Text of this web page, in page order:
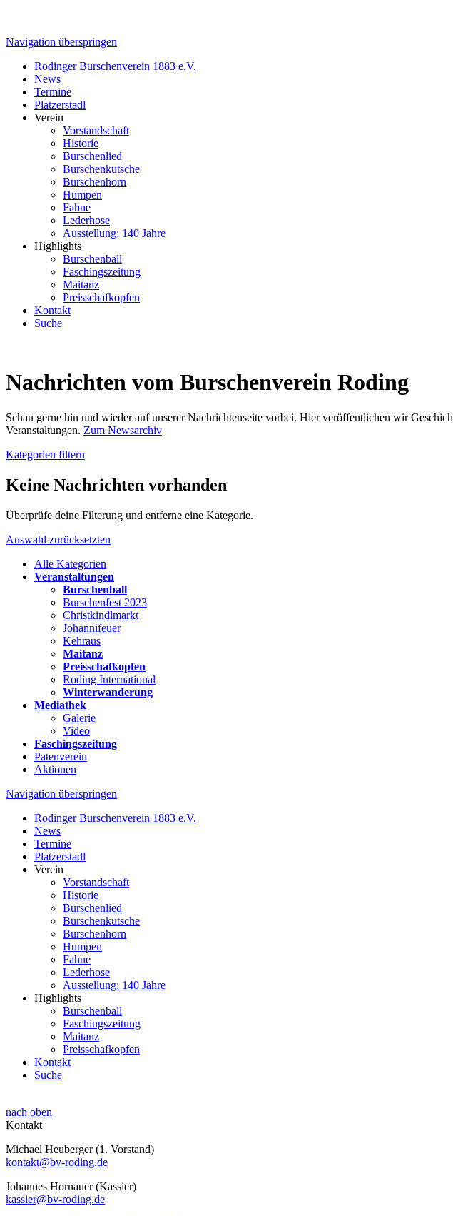
Navigation überspringen
Rodinger Burschenverein 1883 e.V.
News
Termine
Platzerstadl
Verein
Vorstandschaft
Historie
Burschenlied
Burschenkutsche
Burschenhorn
Humpen
Fahne
Lederhose
Ausstellung: 140 Jahre
Highlights
Burschenball
Faschingszeitung
Maitanz
Preisschafkopfen
Kontakt
Suche
Nachrichten vom Burschenverein Roding
Schau gerne hin und wieder auf unserer Nachrichtenseite vorbei. Hier veröffentlichen wir
Veranstaltungen. Zum Newsarchiv
Kategorien filtern
Keine Nachrichten vorhanden
Überprüfe deine Filterung und entferne eine Kategorie.
Auswahl zurücksetzten
Alle Kategorien
Veranstaltungen
Burschenball
Burschenfest 2023
Christkindlmarkt
Johannifeuer
Kehraus
Maitanz
Preisschafkopfen
Roding International
Winterwanderung
Mediathek
Galerie
Video
Faschingszeitung
Patenverein
Aktionen
Navigation überspringen
Rodinger Burschenverein 1883 e.V.
News
Termine
Platzerstadl
Verein
Vorstandschaft
Historie
Burschenlied
Burschenkutsche
Burschenhorn
Humpen
Fahne
Lederhose
Ausstellung: 140 Jahre
Highlights
Burschenball
Faschingszeitung
Maitanz
Preisschafkopfen
Kontakt
Suche
nach oben
Kontakt
Michael Heuberger (1. Vorstand)
kontakt@bv-roding.de
Johannes Hornauer (Kassier)
kassier@bv-roding.de